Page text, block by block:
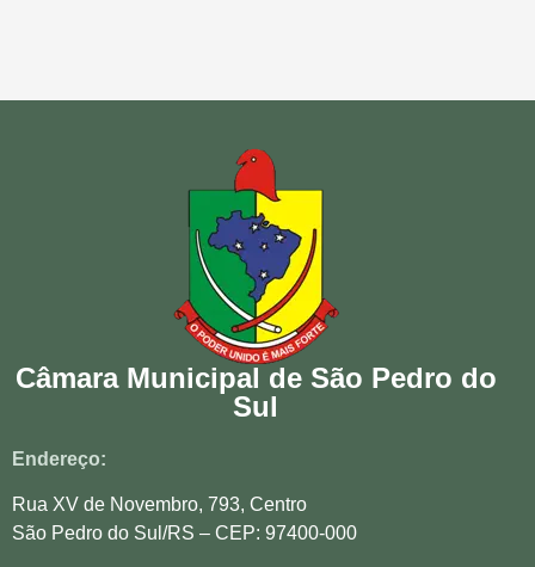
Câmara Municipal de São Pedro do
Sul
Endereço:
Rua XV de Novembro, 793, Centro
São Pedro do Sul/RS – CEP: 97400-000